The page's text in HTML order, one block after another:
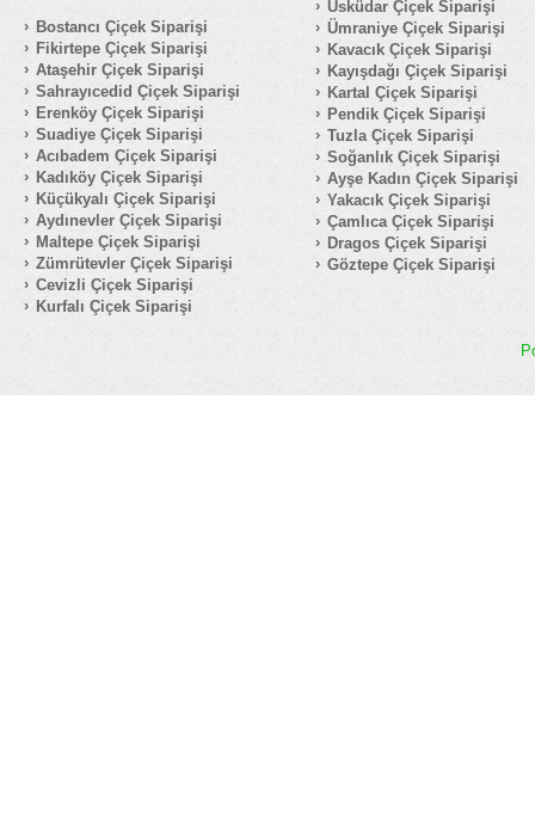
Bostancı Çiçek Siparişi
Fikirtepe Çiçek Siparişi
Ataşehir Çiçek Siparişi
Sahrayıcedid Çiçek Siparişi
Erenköy Çiçek Siparişi
Suadiye Çiçek Siparişi
Acıbadem Çiçek Siparişi
Kadıköy Çiçek Siparişi
Küçükyalı Çiçek Siparişi
Aydınevler Çiçek Siparişi
Maltepe Çiçek Siparişi
Zümrütevler Çiçek Siparişi
Cevizli Çiçek Siparişi
Kurfalı Çiçek Siparişi
Üsküdar Çiçek Siparişi
Ümraniye Çiçek Siparişi
Kavacık Çiçek Siparişi
Kayışdağı Çiçek Siparişi
Kartal Çiçek Siparişi
Pendik Çiçek Siparişi
Tuzla Çiçek Siparişi
Soğanlık Çiçek Siparişi
Ayşe Kadın Çiçek Siparişi
Yakacık Çiçek Siparişi
Çamlıca Çiçek Siparişi
Dragos Çiçek Siparişi
Göztepe Çiçek Siparişi